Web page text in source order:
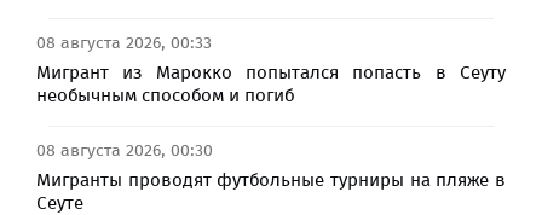
08 августа 2026, 00:33
Мигрант из Марокко попытался попасть в Сеуту
необычным способом и погиб
08 августа 2026, 00:30
Мигранты проводят футбольные турниры на пляже в
Сеуте